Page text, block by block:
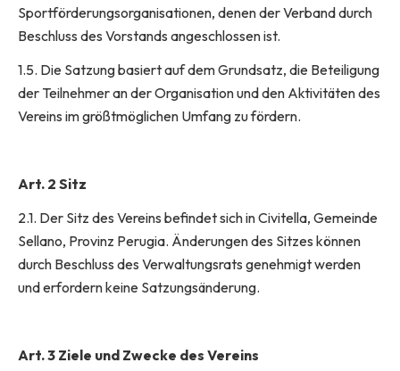
Sportförderungsorganisationen, denen der Verband durch
Beschluss des Vorstands angeschlossen ist.
1.5. Die Satzung basiert auf dem Grundsatz, die Beteiligung
der Teilnehmer an der Organisation und den Aktivitäten des
Vereins im größtmöglichen Umfang zu fördern.
Art. 2 Sitz
2.1. Der Sitz des Vereins befindet sich in Civitella, Gemeinde
Sellano, Provinz Perugia. Änderungen des Sitzes können
durch Beschluss des Verwaltungsrats genehmigt werden
und erfordern keine Satzungsänderung.
Art. 3 Ziele und Zwecke des Vereins